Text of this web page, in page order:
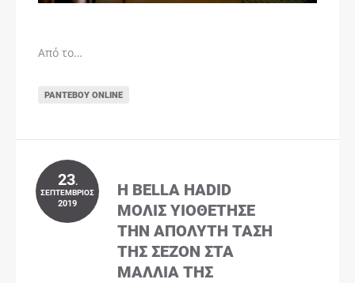
Από το…
ΡΑΝΤΕΒΟΎ ONLINE
23.
ΣΕΠΤΈΜΒΡΙΟΣ
2019
Η BELLA HADID
ΜΌΛΙΣ ΥΙΟΘΈΤΗΣΕ
ΤΗΝ ΑΠΌΛΥΤΗ ΤΆΣΗ
ΤΗΣ ΣΕΖΌΝ ΣΤΑ
ΜΑΛΛΙΆ ΤΗΣ